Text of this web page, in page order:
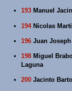
193 Manuel
194Nicolas
196 Juan
198 Miguel
Laguna
200 Jacinto